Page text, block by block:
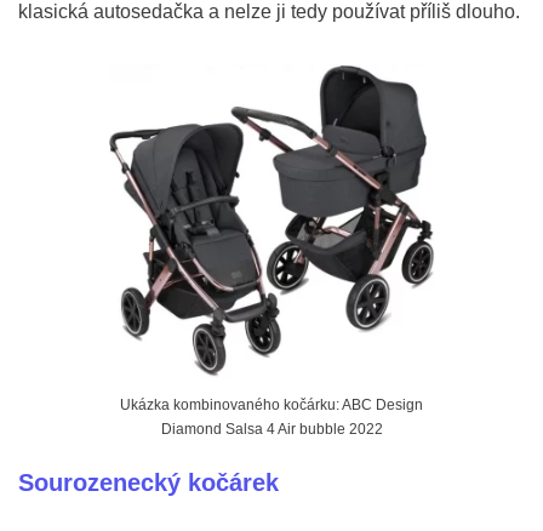
klasická autosedačka a nelze ji tedy používat příliš dlouho.
Ukázka kombinovaného kočárku: ABC Design
Diamond Salsa 4 Air bubble 2022
Sourozenecký kočárek